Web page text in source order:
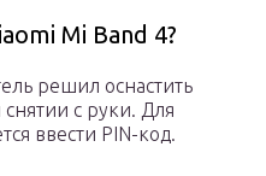
Mi Band 4?
решил оснастить
с руки. Для
ввести PIN-код.